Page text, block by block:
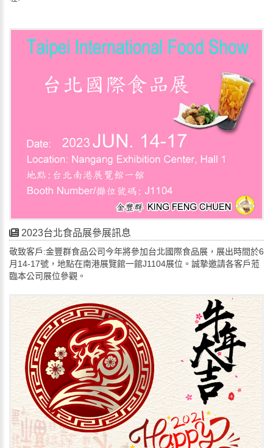
2023台北食品展參展訊息
敬致客戶:金豐群食品公司今年將參加台北國際食品展，展出時間於6
月14-17號，地點在南港展覽館一館J1104展位。誠摯邀請各客戶蒞
臨本公司展位參觀。